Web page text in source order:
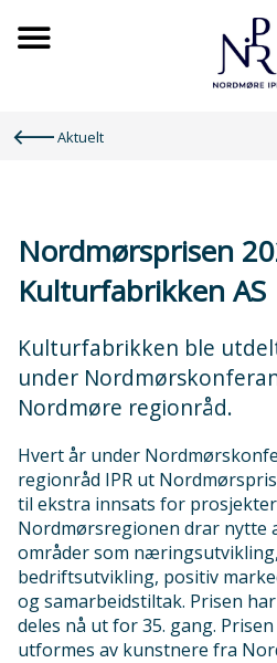
Aktuelt
Nordmørsprisen
Kulturfabrikken AS
Kulturfabrikken ble
under
Nordmøre regionråd.
Hvert år under
regionråd IPR ut
til ekstra innsats for
Nordmørsregionen drar nytte
områder som
bedriftsutvikling, positiv
og samarbeidstiltak. Prisen
deles nå ut for 35. gang.
utformes av kunstnere fra